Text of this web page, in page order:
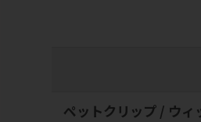
ペットクリップ / ウ